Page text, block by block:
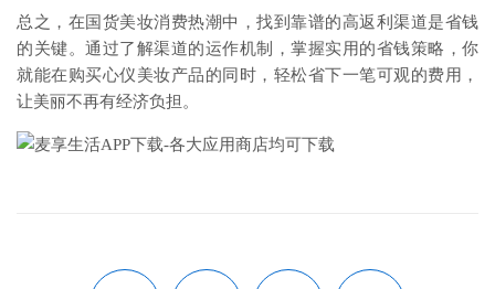
总之，在国货美妆消费热潮中，找到靠谱的高返利渠道是省钱
的关键。通过了解渠道的运作机制，掌握实用的省钱策略，你
就能在购买心仪美妆产品的同时，轻松省下一笔可观的费用，
让美丽不再有经济负担。